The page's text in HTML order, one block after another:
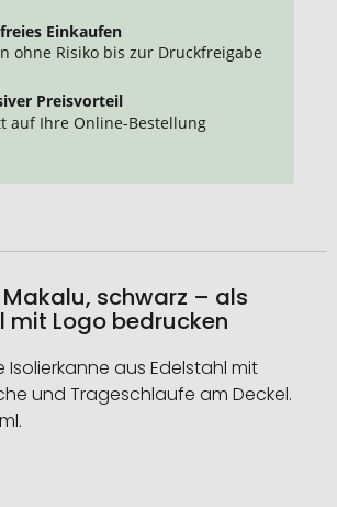
Einkaufen
ohne Risiko bis zur Druckfreigabe
Preisvorteil
auf Ihre Online-Bestellung
schwarz – als
mit Logo bedrucken
aus Edelstahl mit
und Trageschlaufe am Deckel.